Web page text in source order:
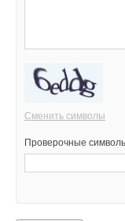
Сменить символы
Проверочные